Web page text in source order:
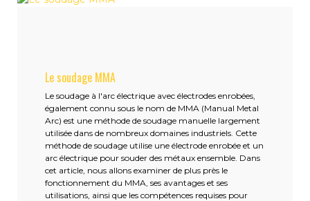
Le soudage MMA
Le soudage à l'arc électrique avec électrodes enrobées,
également connu sous le nom de MMA (Manual Metal
Arc) est une méthode de soudage manuelle largement
utilisée dans de nombreux domaines industriels. Cette
méthode de soudage utilise une électrode enrobée et un
arc électrique pour souder des métaux ensemble. Dans
cet article, nous allons examiner de plus près le
fonctionnement du MMA, ses avantages et ses
utilisations, ainsi que les compétences requises pour